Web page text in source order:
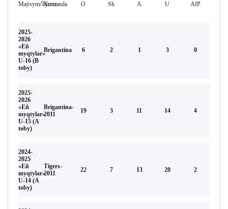
Maýsym/TýrnırKomanda O Sh А U AIP
2025-
2026
«Eñ
myqtylar»
U-16 (В
toby)
Brigantina 6 2 1 3 0
2025-
2026
«Eñ
myqtylar»
U-15 (A
toby)
Brigantina-
2011
19 3 11 14 4
2024-
2025
«Eñ
myqtylar»
U-14 (A
toby)
Tigers-
2011
22 7 13 20 2